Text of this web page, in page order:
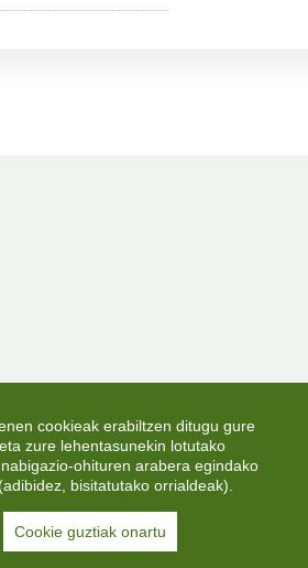
cookieak erabiltzen ditugu gure
zure lehentasunekin lotutako
ohituren arabera egindako
bisitatutako orrialdeak).
Cookie guztiak onartu